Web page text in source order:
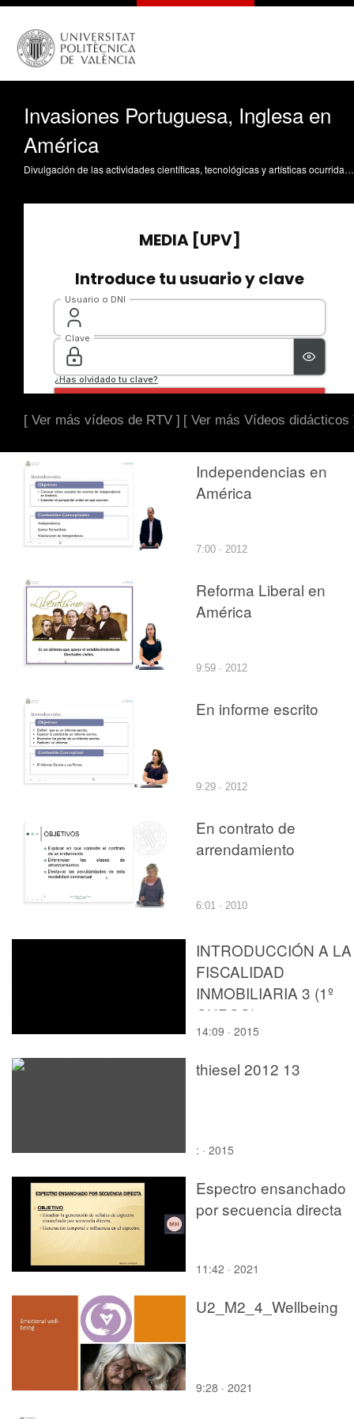
Invasiones Portuguesa, Inglesa en
América
Divulgación de las actividades científicas, tecnológicas y artísticas ocurridas en los tres campus de la UPV
[ Ver más vídeos de RTV ] [ Ver más Vídeos didácticos
Independencias en
América
7:00 · 2012
Reforma Liberal en
América
9:59 · 2012
En informe escrito
9:29 · 2012
En contrato de
arrendamiento
6:01 · 2010
INTRODUCCIÓN A LA
FISCALIDAD
INMOBILIARIA 3 (1º
CURSO)
14:09 · 2015
thiesel 2012 13
: · 2015
Espectro ensanchado
por secuencia directa
11:42 · 2021
U2_M2_4_Wellbeing
9:28 · 2021